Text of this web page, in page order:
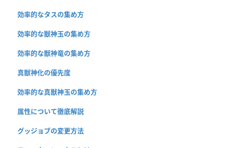
効率的なタスの集め方
効率的な獣神玉の集め方
効率的な獣神竜の集め方
真獣神化の優先度
効率的な真獣神玉の集め方
属性について徹底解説
グッジョブの変更方法